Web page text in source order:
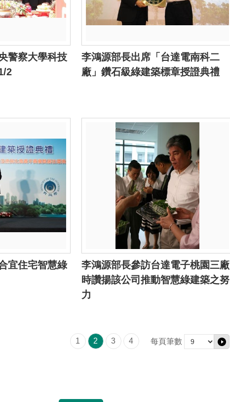
警察大學科技
2
李鴻源部長出席「台達電南科二
廠」鑽石級綠建築標章授證典禮
宜住宅智慧綠
李鴻源部長參訪台達電子桃園三廠
時讚揚該公司推動智慧綠建築之努
力
1 2 3 4 每頁筆數